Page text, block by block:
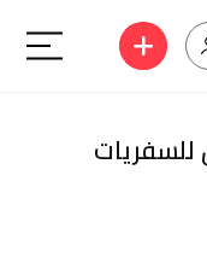
للسفريات